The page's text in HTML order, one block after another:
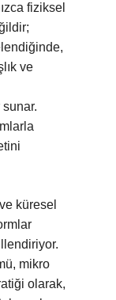
fiziksel
ve
küresel
mikro
olarak,